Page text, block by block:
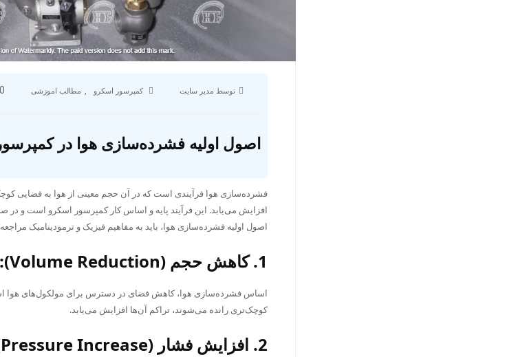
توسط مدیر سایت کمپرسور اسکرو , مطالب اموزشی 0
اصول اولیه فشرده‌سازی هوا در
فشرده‌سازی هوا فرآیندی است که در آن حجم معینی از هوا به فضایی
افزایش می‌یابد. این فرآیند پایه و اساس کار کمپرسور اسکرو است و در
اصول اولیه فشرده‌سازی هوا، باید به مفاهیم فیزیک و ترمودینامیک
1. کاهش حجم (Volume Reduction):
اساس فشرده‌سازی هوا، کاهش فضای در دسترس برای مولکول‌های هوا
کوچک‌تری رانده می‌شوند، تراکم آن‌ها افزایش می‌یابد.
2. افزایش فشار (Pressure Increase):